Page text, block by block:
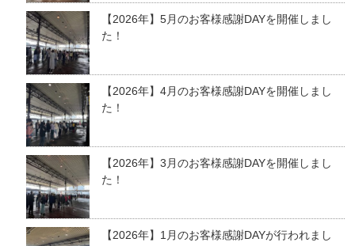
【2026年】5月のお客様感謝DAYを開催しまし
た！
【2026年】4月のお客様感謝DAYを開催しまし
た！
【2026年】3月のお客様感謝DAYを開催しまし
た！
【2026年】1月のお客様感謝DAYが行われまし